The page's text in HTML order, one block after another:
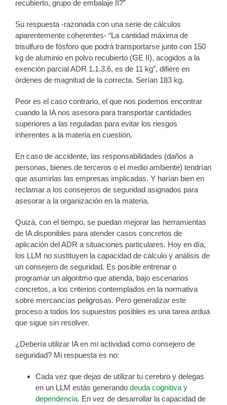
recubierto, grupo de embalaje II?”
Su respuesta -razonada con una serie de cálculos
aparentemente coherentes- “La cantidad máxima de
trisulfuro de fósforo que podrá transportarse junto con 150
kg de aluminio en polvo recubierto (GE II), acogidos a la
exención parcial ADR 1.1.3.6, es de 11 kg”, difiere en
órdenes de magnitud de la correcta. Serían 183 kg.
Peor es el caso contrario, el que nos podemos encontrar
cuando la IA nos asesora para transportar cantidades
superiores a las reguladas para evitar los riesgos
inherentes a la materia en cuestión.
En caso de accidente, las responsabilidades (daños a
personas, bienes de terceros o el medio ambiente) tendrían
que asumirlas las empresas implicadas. Y harían bien en
reclamar a los consejeros de seguridad asignados para
asesorar a la organización en la materia.
Quizá, con el tiempo, se puedan mejorar las herramientas
de IA disponibles para atender casos concretos de
aplicación del ADR a situaciones particulares. Hoy en día,
los LLM no sustituyen la capacidad de cálculo y análisis de
un consejero de seguridad. Es posible entrenar o
programar un algoritmo que atienda, bajo escenarios
concretos, a los criterios contemplados en la normativa
sobre mercancías peligrosas. Pero generalizar este
proceso a todos los supuestos posibles es una tarea ardua
que sigue sin resolver.
¿Debería utilizar IA en mi actividad como consejero de
seguridad? Mi respuesta es no:
Cada vez que dejas de utilizar tu cerebro y delegas
en un LLM estás generando deuda cognitiva y
dependencia. En vez de desarrollar la capacidad de